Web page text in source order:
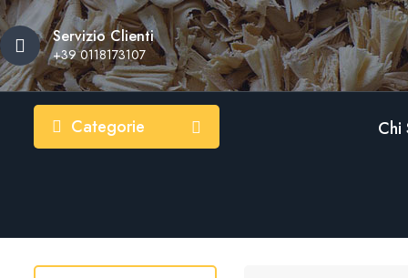
add_circle_outline
Servizio Clienti
+39 0118173107
Categorie Chi